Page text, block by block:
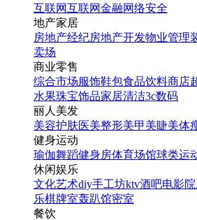
互联网互联网金融网络安全
地产家居
房地产经纪房地产开发物业管理
卖场
商业零售
综合市场服饰鞋包食品饮料商店
水果珠宝饰品家居清洁3c数码
丽人美发
美容护肤医美整形美甲美睫美体
健身运动
瑜伽舞蹈健身房体育场馆球类运
休闲娱乐
文化艺术diy手工坊ktv酒吧电影院
乐棋牌室轰趴馆密室
餐饮